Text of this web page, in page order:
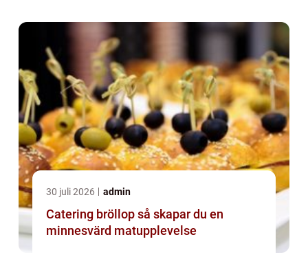
30 juli 2026 admin
Catering bröllop så skapar du en
minnesvärd matupplevelse